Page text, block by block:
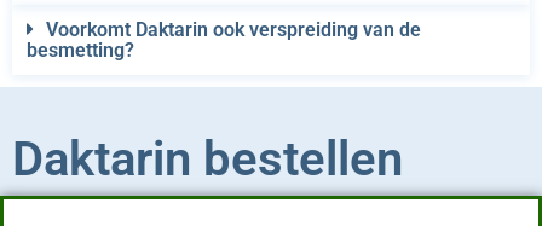
Voorkomt Daktarin ook verspreiding van de
besmetting?
Daktarin bestellen